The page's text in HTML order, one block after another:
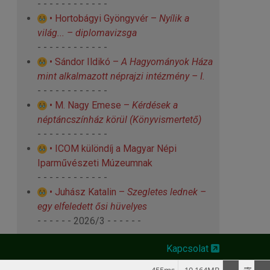
- - - - - - - - - - - -
• Hortobágyi Gyöngyvér – Nyílik a
világ... – diplomavizsga
- - - - - - - - - - - -
• Sándor Ildikó – A Hagyományok Háza
mint alkalmazott néprajzi intézmény – I.
- - - - - - - - - - - -
• M. Nagy Emese – Kérdések a
néptáncszínház körül (Könyvismertető)
- - - - - - - - - - - -
• ICOM különdíj a Magyar Népi
Iparművészeti Múzeumnak
- - - - - - - - - - - -
• Juhász Katalin – Szegletes lednek –
egy elfeledett ősi hüvelyes
- - - - - - 2026/3 - - - - - -
Kapcsolat